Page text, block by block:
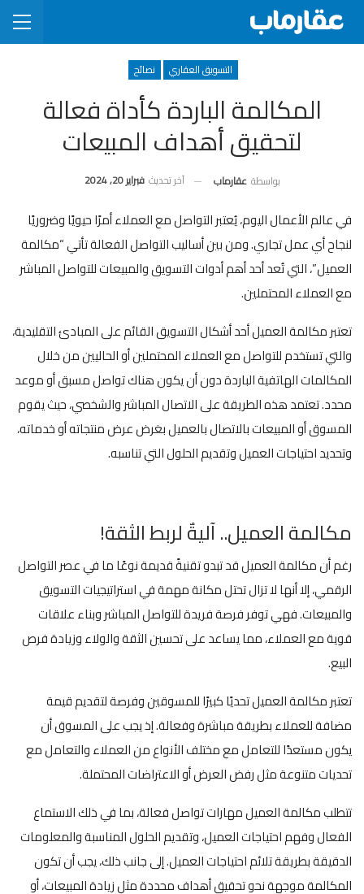
التسويق العقاري نصائح
المكالمة الباردة كأداة فعالة
لتحقيق أهداف المبيعات
بواسطة عقارماب آخر تحديث فبراير 20, 2024
في عالم الأعمال اليوم، يُعتبر التواصل مع العملاء أمرًا حيويًا وضروريًا
لنجاح أي عمل تجاري. ومن بين أساليب التواصل الفعالة تأتي “مكالمة
العميل”، التي تُعد أحد أهم أدوات التسويق والمبيعات للتواصل المباشر
مع العملاء المحتملين.
تعتبر مكالمة العميل أحد أشكال التسويق القائم على المبادئ التقليدية،
والتي تستخدم للتواصل مع العملاء المحتملين أو الحاليين من خلال
المكالمات الهاتفية الباردة دون أن يكون هناك تواصل مسبق أو موعد
محدد. تعتمد هذه الطريقة على الاتصال المباشر والشخصي، حيث يقوم
المسوق أو المبيعات بالاتصال بالعميل بغرض عرض منتجاته أو خدماته،
وتحديد احتياجات العميل وتقديم الحلول التي تناسبه.
مكالمة العميل.. آليةٌ لربط الثقة!
رغم أن مكالمة العميل قد تبدو تقنيةً قديمة نوعًا ما في عصر التواصل
الرقمي، إلا أنها لا تزال تحتل مكانة مهمة في استراتيجيات التسويق
والمبيعات. فهي توفر فرصة فريدة للتواصل المباشر وبناء علاقات
قوية مع العملاء، مما يساعد على تحسين الثقة والولاء وزيادة فرص
البيع.
تعتبر مكالمة العميل تحديًا كبيرًا للمسوقين وفرصة لتقديم قيمة
مضافة للعملاء بطريقة مباشرة وفعالة. إذ يجب على المسوق أن
يكون مستعدًا للتعامل مع مختلف الأنواع من العملاء والتعامل مع
تحديات متنوعة مثل رفض العرض أو الاعتراضات المحتملة.
تتطلب مكالمة العميل مهارات تواصل فعالة، بما في ذلك الاستماع
الفعال وفهم احتياجات العميل، وتقديم الحلول المناسبة والمعلومات
الدقيقة بطريقة تلائم احتياجات العميل. إلى جانب ذلك، يجب أن تكون
المكالمة موجهة نحو تحقيق أهداف محددة مثل زيادة المبيعات، أو